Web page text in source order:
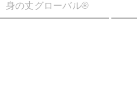
身の丈グローバル®